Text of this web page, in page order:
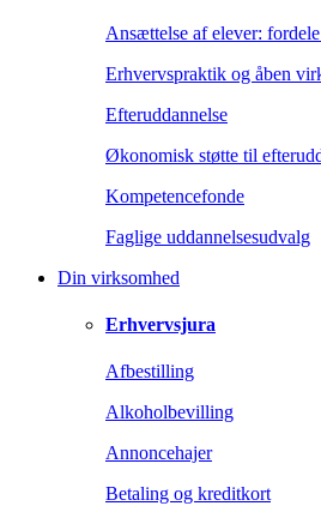
Ansættelse af elever:
Erhvervspraktik og åben
Efteruddannelse
Økonomisk støtte til
Kompetencefonde
Faglige uddannelsesudvalg
Din virksomhed
Erhvervsjura
Afbestilling
Alkoholbevilling
Annoncehajer
Betaling og kreditkort